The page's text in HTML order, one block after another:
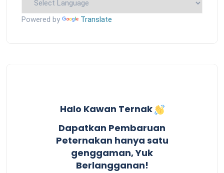
Powered by Translate
Halo Kawan Ternak
Dapatkan Pembaruan
Peternakan hanya satu
genggaman, Yuk
Berlangganan!